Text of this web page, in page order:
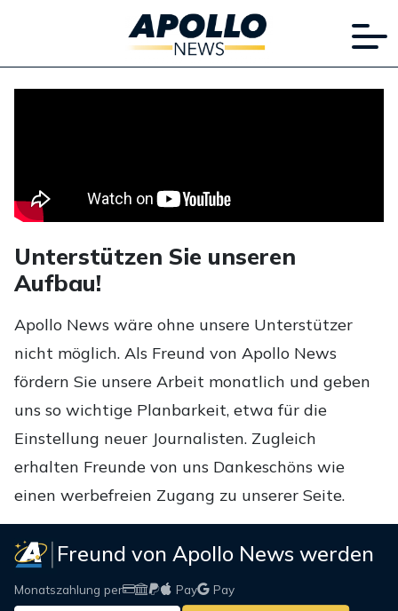
Unterstützen Sie unseren
Aufbau!
Apollo News wäre ohne unsere Unterstützer
nicht möglich. Als Freund von Apollo News
fördern Sie unsere Arbeit monatlich und geben
uns so wichtige Planbarkeit, etwa für die
Einstellung neuer Journalisten. Zugleich
erhalten Freunde von uns Dankeschöns wie
einen werbefreien Zugang zu unserer Seite.
Freund von Apollo News werden
Monatszahlung per Pay Pay